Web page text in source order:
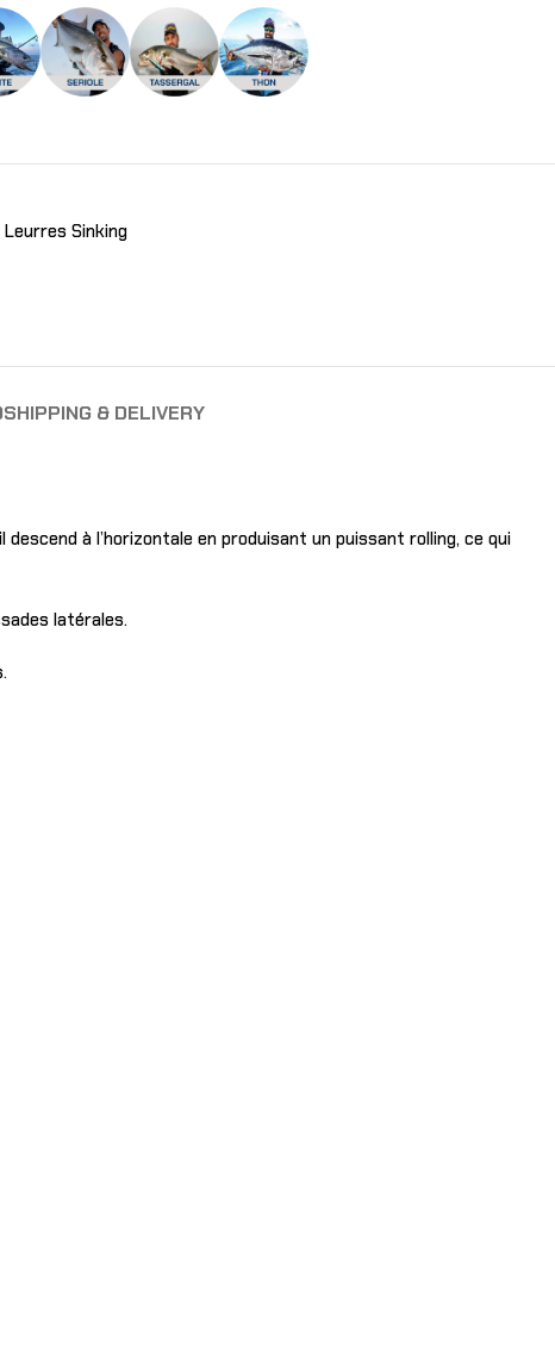
Leurres Sinking
SHIPPING & DELIVERY
à l’horizontale en produisant un puissant rolling, ce qui
latérales.